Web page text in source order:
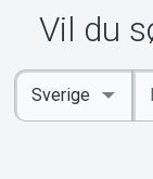
Vil du
Angi
nøkkelord
Select
Country